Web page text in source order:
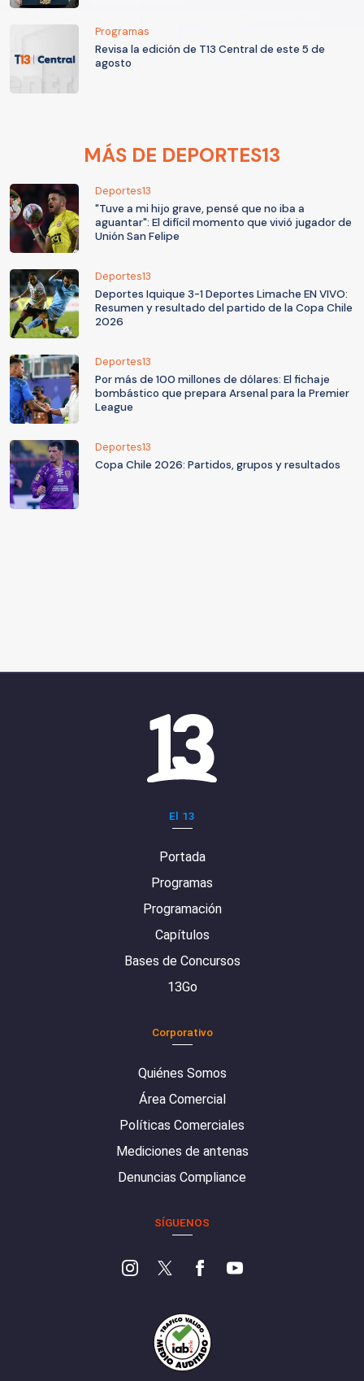
Programas
Revisa la edición de T13 Central de este 5 de
agosto
MÁS DE DEPORTES13
Deportes13
"Tuve a mi hijo grave, pensé que no iba a
aguantar": El difícil momento que vivió jugador de
Unión San Felipe
Deportes13
Deportes Iquique 3-1 Deportes Limache EN VIVO:
Resumen y resultado del partido de la Copa Chile
2026
Deportes13
Por más de 100 millones de dólares: El fichaje
bombástico que prepara Arsenal para la Premier
League
Deportes13
Copa Chile 2026: Partidos, grupos y resultados
El 13
Portada
Programas
Programación
Capítulos
Bases de Concursos
13Go
Corporativo
Quiénes Somos
Área Comercial
Políticas Comerciales
Mediciones de antenas
Denuncias Compliance
SÍGUENOS